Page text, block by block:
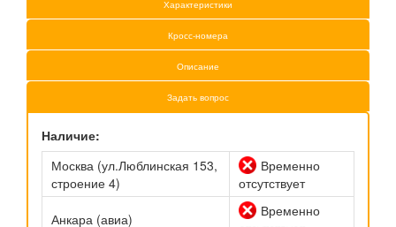
Характеристики
Кросс-номера
Описание
Задать вопрос
Наличие:
Москва (ул.Люблинская 153,
строение 4)
Временно
отсутствует
Анкара (авиа)
Временно